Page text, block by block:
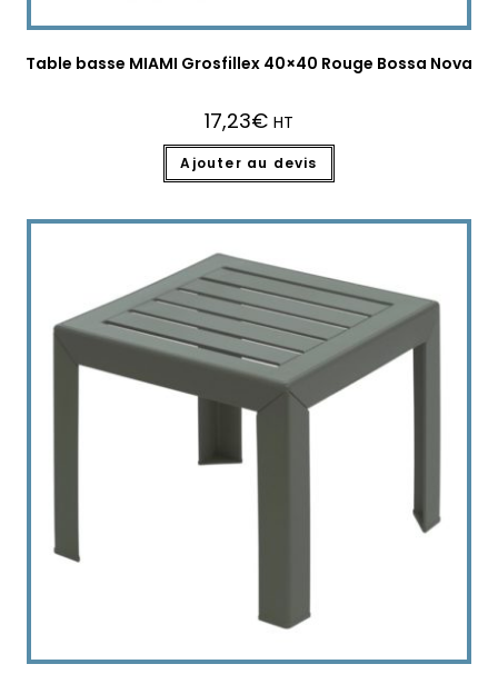
Table basse MIAMI Grosfillex 40×40 Rouge Bossa Nova
17,23€ HT
Ajouter au devis